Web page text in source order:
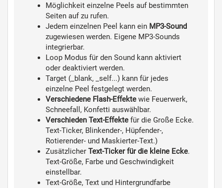
Möglichkeit einzelne Peels auf bestimmten
Seiten auf zu rufen.
Jedem einzelnen Peel kann ein MP3-Sound
zugewiesen werden. Eigene MP3-Sounds
integrierbar.
Loop Modus für den Sound kann aktiviert
oder deaktiviert werden.
Target (_blank, _self...) kann für jedes
einzelne Peel festgelegt werden.
Verschiedene Flash-Effekte wie Feuerwerk,
Schneefall, Konfetti auswählbar.
Verschieden Text-Effekte für die Große Ecke.
Text-Ticker, Blinkender-, Hüpfender-,
Rotierender- und Maskierter-Text.)
Zusätzlicher Text-Ticker für die kleine Ecke.
Text-Größe, Farbe und Geschwindigkeit
einstellbar.
Text-Größe, Text und Hintergrundfarbe